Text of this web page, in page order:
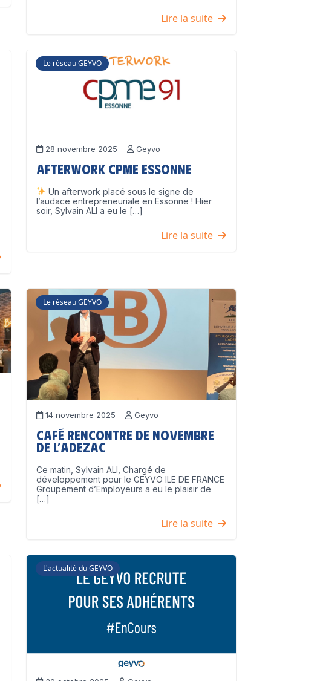
Lire la suite
Le réseau GEYVO
28 novembre 2025 Geyvo
Afterwork CPME Essonne
Un afterwork placé sous le signe de
l’audace entrepreneuriale en Essonne ! Hier
soir, Sylvain ALI a eu le […]
Lire la suite
Le réseau GEYVO
14 novembre 2025 Geyvo
Café Rencontre de Novembre
de l’ADEZAC
Ce matin, Sylvain ALI, Chargé de
développement pour le GEYVO ILE DE FRANCE
Groupement d’Employeurs a eu le plaisir de
[…]
Lire la suite
L'actualité du GEYVO